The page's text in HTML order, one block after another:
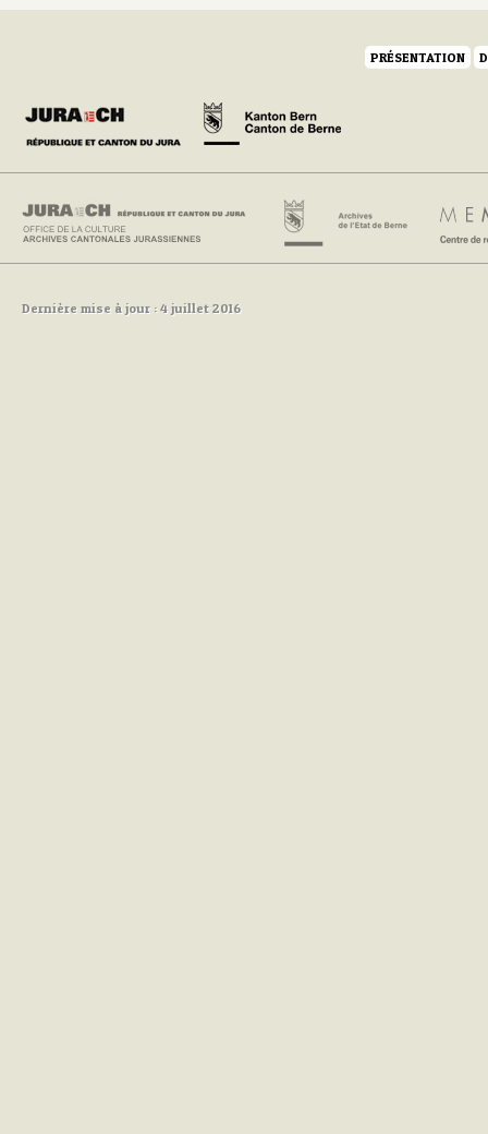
PRÉSENTATION
Dernière mise à jour : 4 juillet 2016